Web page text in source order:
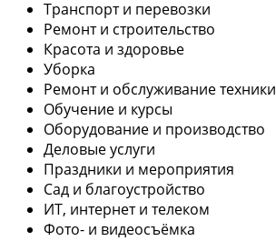
Транспорт и перевозки
Ремонт и строительство
Красота и здоровье
Уборка
Ремонт и обслуживание техники
Обучение и курсы
Оборудование и производство
Деловые услуги
Праздники и мероприятия
Сад и благоустройство
ИТ, интернет и телеком
Фото- и видеосъёмка